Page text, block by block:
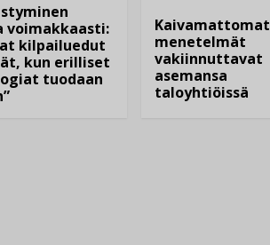
voimakkaasti:
kilpailuedut
kun erilliset
tuodaan
Kaivamattomat
menetelmät
vakiinnuttavat
asemansa
taloyhtiöissä